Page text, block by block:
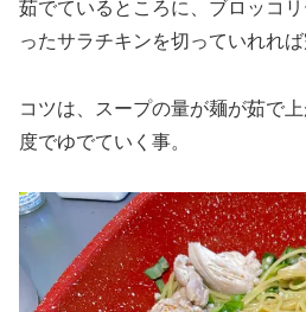
茹でているところに、ブロッコ
ったサラチキンを切っていれれば
コツは、スープの量が麺が茹で
度でゆでていく事。